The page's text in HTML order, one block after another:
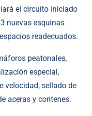
el circuito iniciado
nuevas esquinas
readecuados.
peatonales,
especial,
velocidad, sellado de
aceras y contenes.